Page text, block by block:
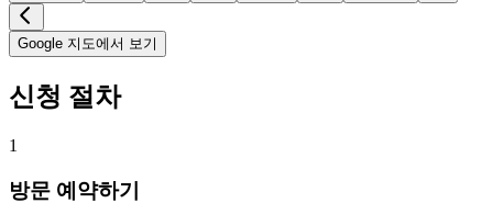
Google 지도에서 보기
신청 절차
1
방문 예약하기